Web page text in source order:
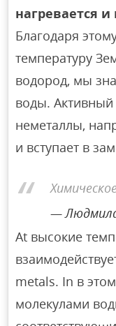
нагревается
Благодаря
температуру
водород, мы
воды. Активный
неметаллы,
и вступает в
At высокие
metals. In в
молекулами